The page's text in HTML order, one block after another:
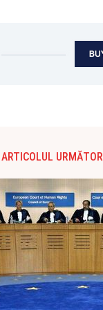
ARTICOLUL URMĂTOR